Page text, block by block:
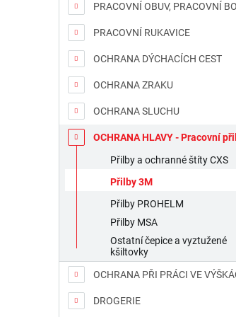
PRACOVNÍ OBUV, PRACOVNÍ
PRACOVNÍ RUKAVICE
OCHRANA DÝCHACÍCH CEST
OCHRANA ZRAKU
OCHRANA SLUCHU
OCHRANA HLAVY - Pracovní
Přilby a ochranné štíty CXS
Přilby 3M
Přilby PROHELM
Přilby MSA
Ostatní čepice a vyztužené
kšiltovky
OCHRANA PŘI PRÁCI VE
DROGERIE